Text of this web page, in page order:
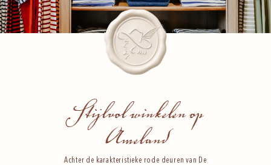
Stijlvol winkelen op
Ameland
Achter de karakteristieke rode deuren van De